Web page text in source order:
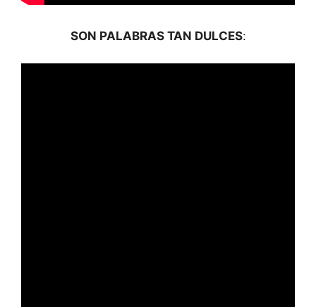
SON PALABRAS TAN DULCES: